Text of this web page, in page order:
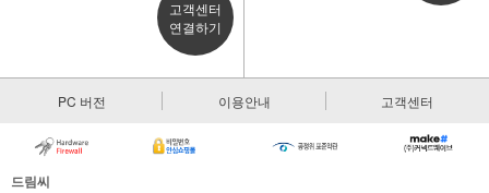
고객센터
연결하기
PC 버전 이용안내 고객센터
드림씨